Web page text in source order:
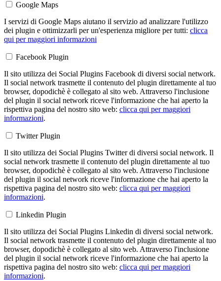
Google Maps
I servizi di Google Maps aiutano il servizio ad analizzare l'utilizzo
dei plugin e ottimizzarli per un'esperienza migliore per tutti: clicca
qui per maggiori informazioni
Facebook Plugin
Il sito utilizza dei Social Plugins Facebook di diversi social network.
Il social network trasmette il contenuto del plugin direttamente al tuo
browser, dopodichè è collegato al sito web. Attraverso l'inclusione
del plugin il social network riceve l'informazione che hai aperto la
rispettiva pagina del nostro sito web: clicca qui per maggiori
informazioni.
Twitter Plugin
Il sito utilizza dei Social Plugins Twitter di diversi social network. Il
social network trasmette il contenuto del plugin direttamente al tuo
browser, dopodichè è collegato al sito web. Attraverso l'inclusione
del plugin il social network riceve l'informazione che hai aperto la
rispettiva pagina del nostro sito web: clicca qui per maggiori
informazioni.
Linkedin Plugin
Il sito utilizza dei Social Plugins Linkedin di diversi social network.
Il social network trasmette il contenuto del plugin direttamente al tuo
browser, dopodichè è collegato al sito web. Attraverso l'inclusione
del plugin il social network riceve l'informazione che hai aperto la
rispettiva pagina del nostro sito web: clicca qui per maggiori
informazioni.